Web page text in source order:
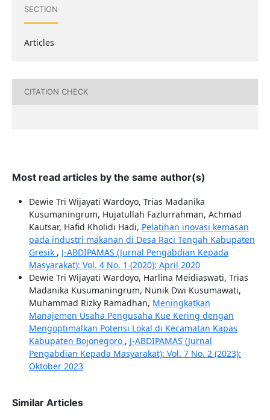
SECTION
Articles
CITATION CHECK
Most read articles by the same author(s)
Dewie Tri Wijayati Wardoyo, Trias Madanika
Kusumaningrum, Hujatullah Fazlurrahman, Achmad
Kautsar, Hafid Kholidi Hadi, Pelatihan inovasi kemasan
pada industri makanan di Desa Raci Tengah Kabupaten
Gresik , J-ABDIPAMAS (Jurnal Pengabdian Kepada
Masyarakat): Vol. 4 No. 1 (2020): April 2020
Dewie Tri Wijayati Wardoyo, Harlina Meidiaswati, Trias
Madanika Kusumaningrum, Nunik Dwi Kusumawati,
Muhammad Rizky Ramadhan, Meningkatkan
Manajemen Usaha Pengusaha Kue Kering dengan
Mengoptimalkan Potensi Lokal di Kecamatan Kapas
Kabupaten Bojonegoro , J-ABDIPAMAS (Jurnal
Pengabdian Kepada Masyarakat): Vol. 7 No. 2 (2023):
Oktober 2023
Similar Articles